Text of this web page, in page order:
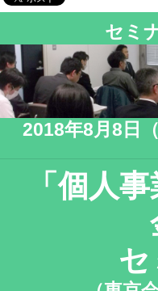
セミ
2018年8月8日
「個人
セ